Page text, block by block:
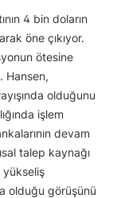
4 bin doların
öne çıkıyor.
ötesine
Hansen,
olduğunu
işlem
devam
talep kaynağı
yükseliş
olduğu görüşünü